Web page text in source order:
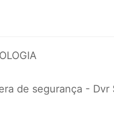
de segurança -